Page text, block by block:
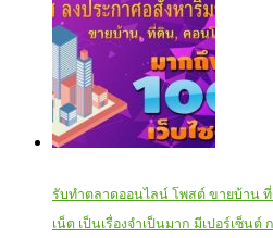
รับทำตลาดออนไลน์ โพสต์ ขายบ้าน
เน็ต เป็นเรื่องจำเป็นมาก มีเปอร์เซ็นต์